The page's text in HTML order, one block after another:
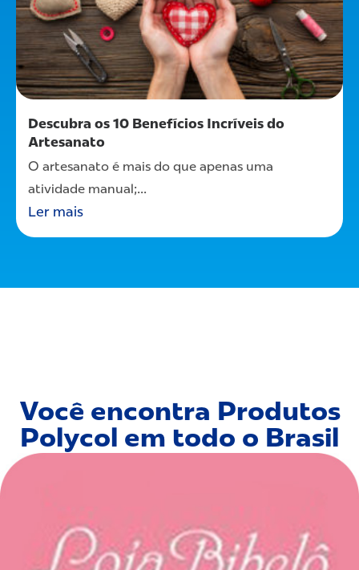
Descubra os 10 Benefícios Incríveis do
Artesanato
O artesanato é mais do que apenas uma
atividade manual;...
Ler mais
Você encontra Produtos
Polycol em todo o Brasil